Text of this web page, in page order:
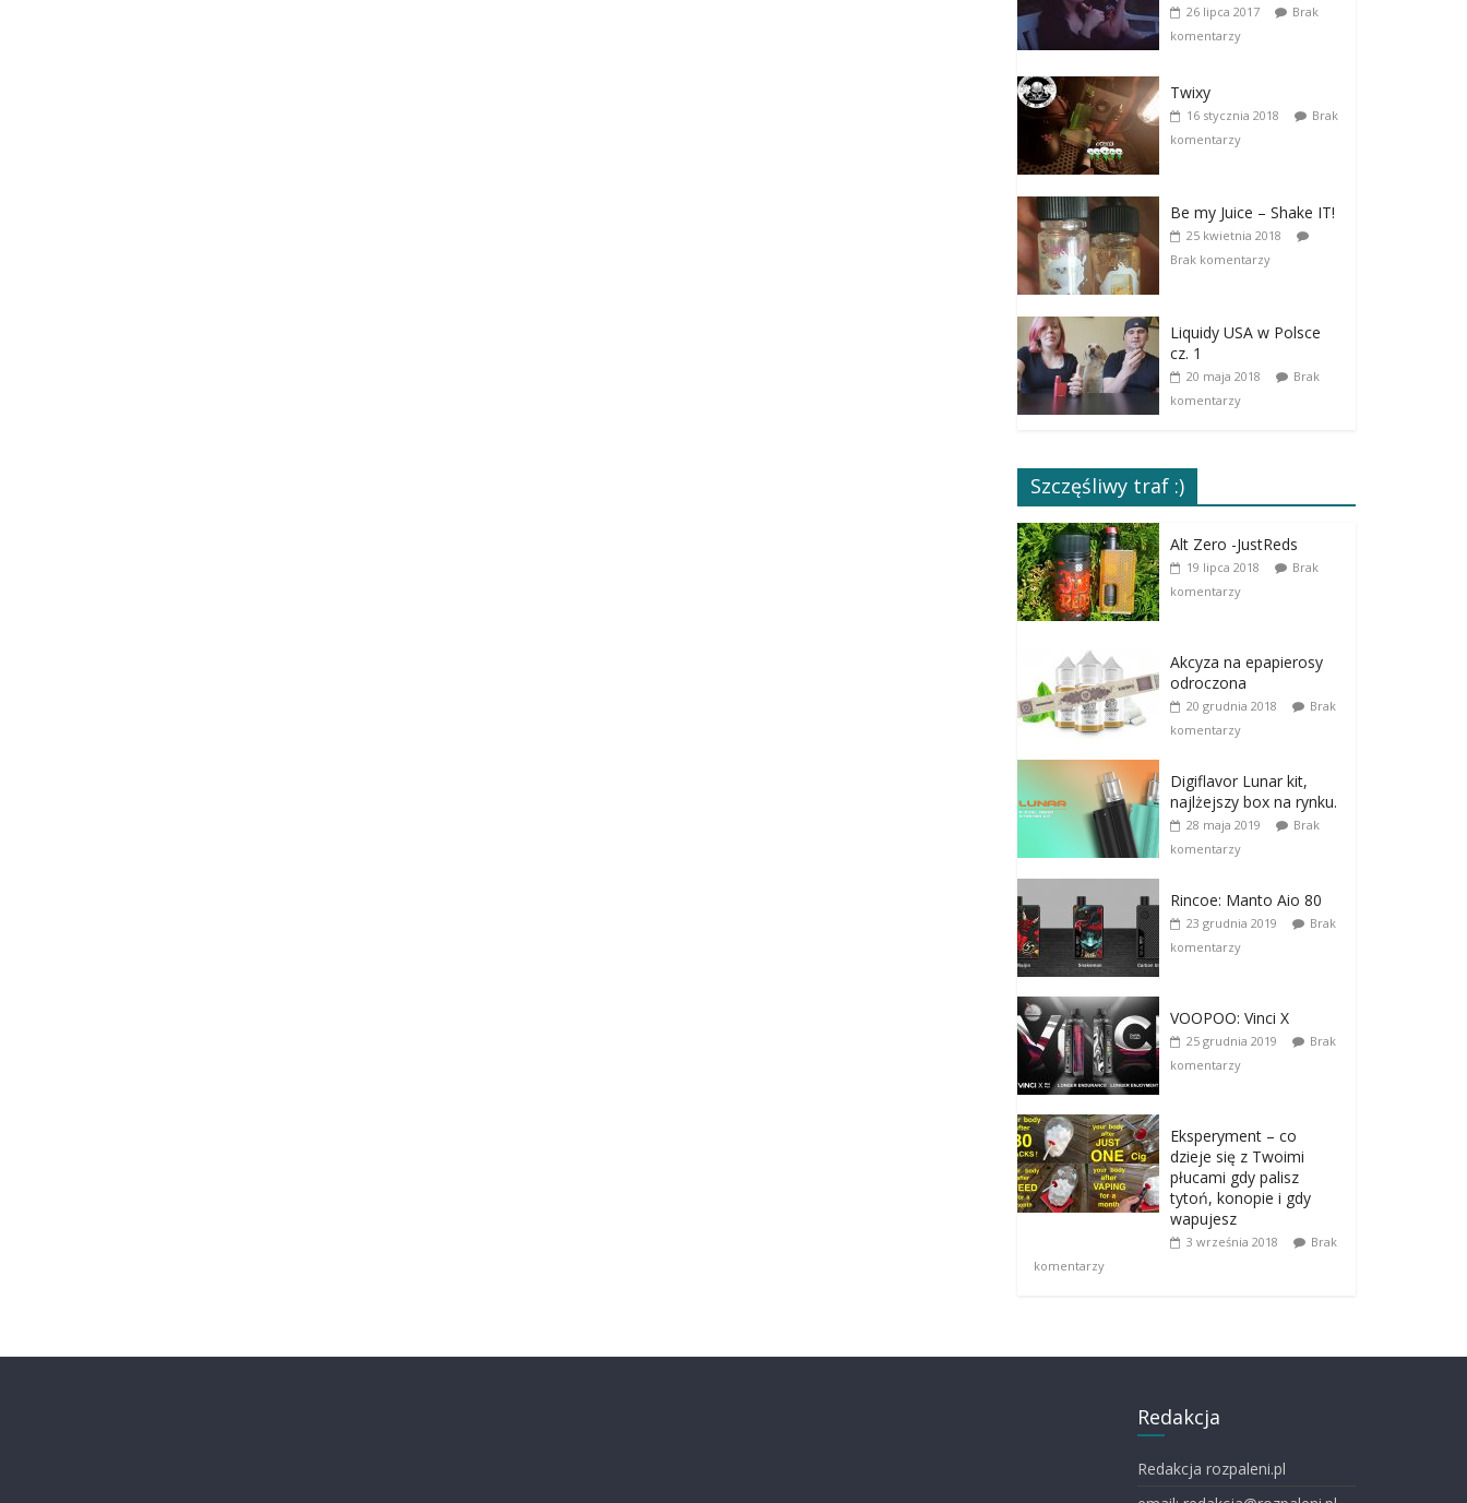
26 lipca 2017
Brak
komentarzy
Twixy
16 stycznia 2018
Brak
komentarzy
Be my Juice – Shake IT!
25 kwietnia 2018
Brak komentarzy
Liquidy USA w Polsce
cz. 1
20 maja 2018
Brak
komentarzy
Szczęśliwy traf :)
Alt Zero -JustReds
19 lipca 2018
Brak
komentarzy
Akcyza na epapierosy
odroczona
20 grudnia 2018
Brak
komentarzy
Digiflavor Lunar kit,
najlżejszy box na rynku.
28 maja 2019
Brak
komentarzy
Rincoe: Manto Aio 80
23 grudnia 2019
Brak
komentarzy
VOOPOO: Vinci X
25 grudnia 2019
Brak
komentarzy
Eksperyment – co
dzieje się z Twoimi
płucami gdy palisz
tytoń, konopie i gdy
wapujesz
3 września 2018
Brak
komentarzy
Redakcja
Redakcja rozpaleni.pl